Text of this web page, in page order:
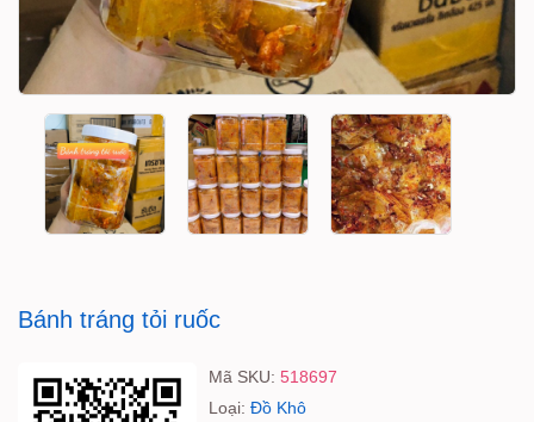
Bánh tráng tỏi ruốc
Mã SKU: 518697
Loại: Đồ Khô